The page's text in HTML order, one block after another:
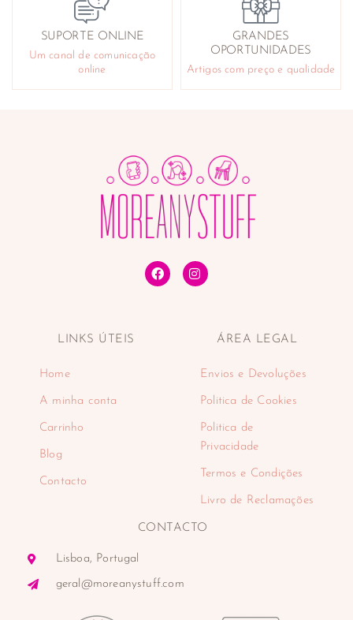
SUPORTE ONLINE
Um canal de comunicação
online
GRANDES
OPORTUNIDADES
Artigos com preço e qualidade
LINKS ÚTEIS
Home
A minha conta
Carrinho
Blog
Contacto
ÁREA LEGAL
Envios e Devoluções
Politica de Cookies
Politica de
Privacidade
Termos e Condições
Livro de Reclamações
CONTACTO
Lisboa, Portugal
geral@moreanystuff.com